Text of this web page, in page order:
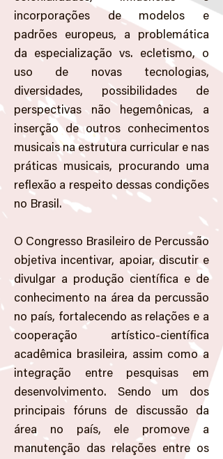
incorporações de modelos e
padrões europeus, a problemática
da especialização vs. ecletismo, o
uso de novas tecnologias,
diversidades, possibilidades de
perspectivas não hegemônicas, a
inserção de outros conhecimentos
musicais na estrutura curricular e nas
práticas musicais, procurando uma
reflexão a respeito dessas condições
no Brasil.
O Congresso Brasileiro de Percussão
objetiva incentivar, apoiar, discutir e
divulgar a produção científica e de
conhecimento na área da percussão
no país, fortalecendo as relações e a
cooperação artístico-científica
acadêmica brasileira, assim como a
integração entre pesquisas em
desenvolvimento. Sendo um dos
principais fóruns de discussão da
área no país, ele promove a
manutenção das relações entre os